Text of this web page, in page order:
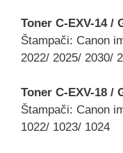
Toner C-EXV-14 /
Štampači: Canon
2022/ 2025/ 2030/
Toner C-EXV-18 /
Štampači: Canon
1022/ 1023/ 1024